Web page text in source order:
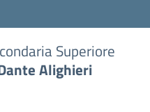
Superiore
Alighieri